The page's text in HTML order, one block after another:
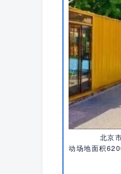
北京
动场地面积